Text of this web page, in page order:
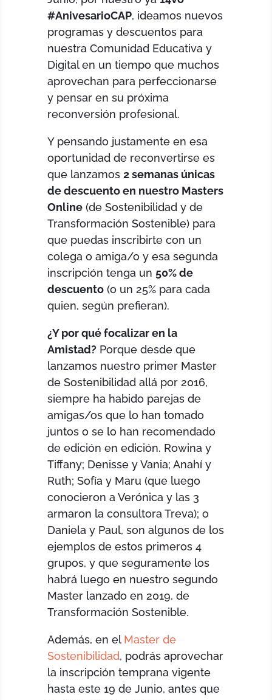
#AnivesarioCAP, ideamos nuevos
programas y descuentos para
nuestra Comunidad Educativa y
Digital en un tiempo que muchos
aprovechan para perfeccionarse
y pensar en su próxima
reconversión profesional.
Y pensando justamente en esa
oportunidad de reconvertirse es
que lanzamos2 semanas únicas
de descuento en nuestro Masters
Online (de Sostenibilidad y de
Transformación Sostenible) para
que puedas inscribirte con un
colega o amiga/o y esa segunda
inscripción tenga un 50% de
descuento (o un 25% para cada
quien, según prefieran).
¿Y por qué focalizar en la
Amistad? Porque desde que
lanzamos nuestro primer Master
de Sostenibilidad allá por 2016,
siempre ha habido parejas de
amigas/os que lo han tomado
juntos o se lo han recomendado
de edición en edición. Rowina y
Tiffany; Denisse y Vania; Anahí y
Ruth; Sofía y Maru (que luego
conocieron a Verónica y las 3
armaron la consultora Treva); o
Daniela y Paul, son algunos de los
ejemplos de estos primeros 4
grupos, y que seguramente los
habrá luego en nuestro segundo
Master lanzado en 2019, de
Transformación Sostenible.
Además, en el Master de
Sostenibilidad, podrás aprovechar
la inscripción temprana vigente
hasta este 19 de Junio, antes que